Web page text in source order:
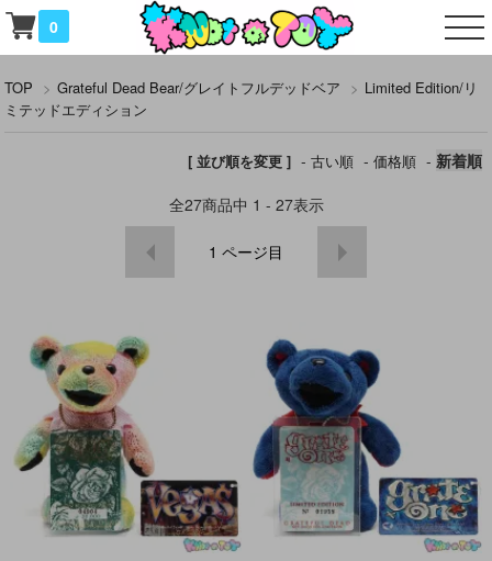
0
TOP > Grateful Dead Bear/グレイトフルデッドベア > Limited Edition/リ
ミテッドエディション
[ 並び順を変更 ] - 古い順 - 価格順 - 新着順
全27商品中 1 - 27表示
1 ページ目